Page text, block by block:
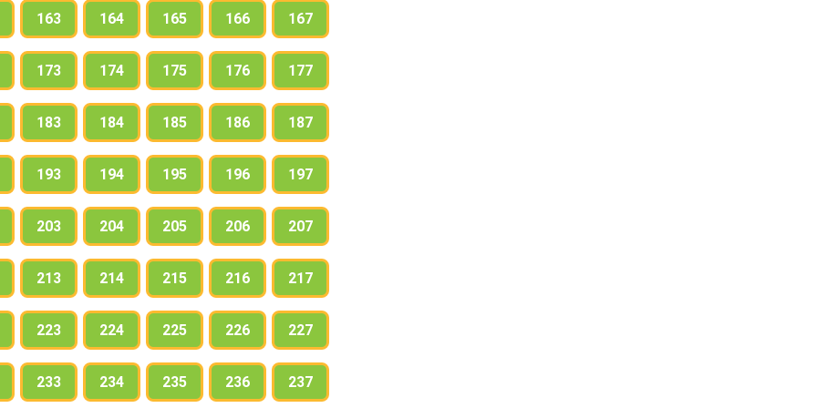
163 164 165 166 167
173 174 175 176 177
183 184 185 186 187
193 194 195 196 197
203 204 205 206 207
213 214 215 216 217
223 224 225 226 227
233 234 235 236 237